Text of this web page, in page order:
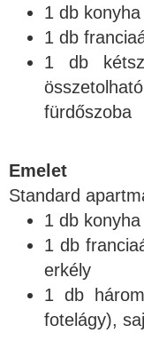
1 db konyha
1 db
1 db
fürdőszoba
Emelet
Standard
1 db konyha
1 db
erkély
1 db
fotelágy),